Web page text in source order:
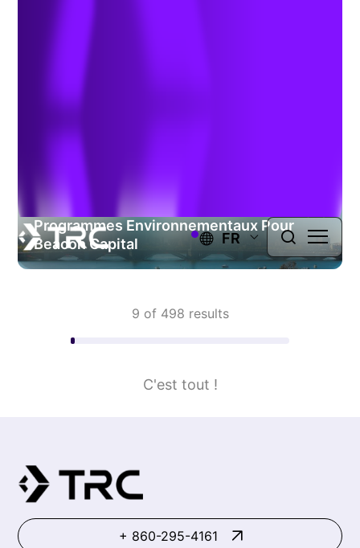
FR
Gestion Globale À Long Terme Des
Programmes Environnementaux Pour
Beacon Capital
9 of 498 results
C'est tout !
+ 860-295-4161